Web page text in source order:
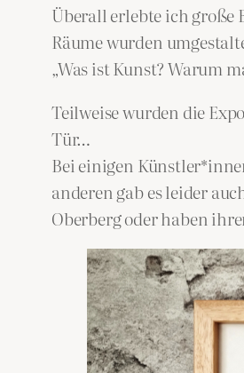
Überall erlebte ich große
Räume wurden
„Was ist Kunst? Warum
Teilweise wurden die
Tür…
Bei einigen
anderen gab es leider
Oberberg oder haben